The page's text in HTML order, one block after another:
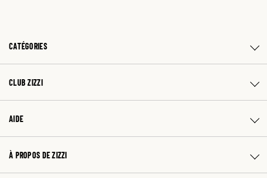
CATÉGORIES
CLUB ZIZZI
AIDE
À PROPOS DE ZIZZI